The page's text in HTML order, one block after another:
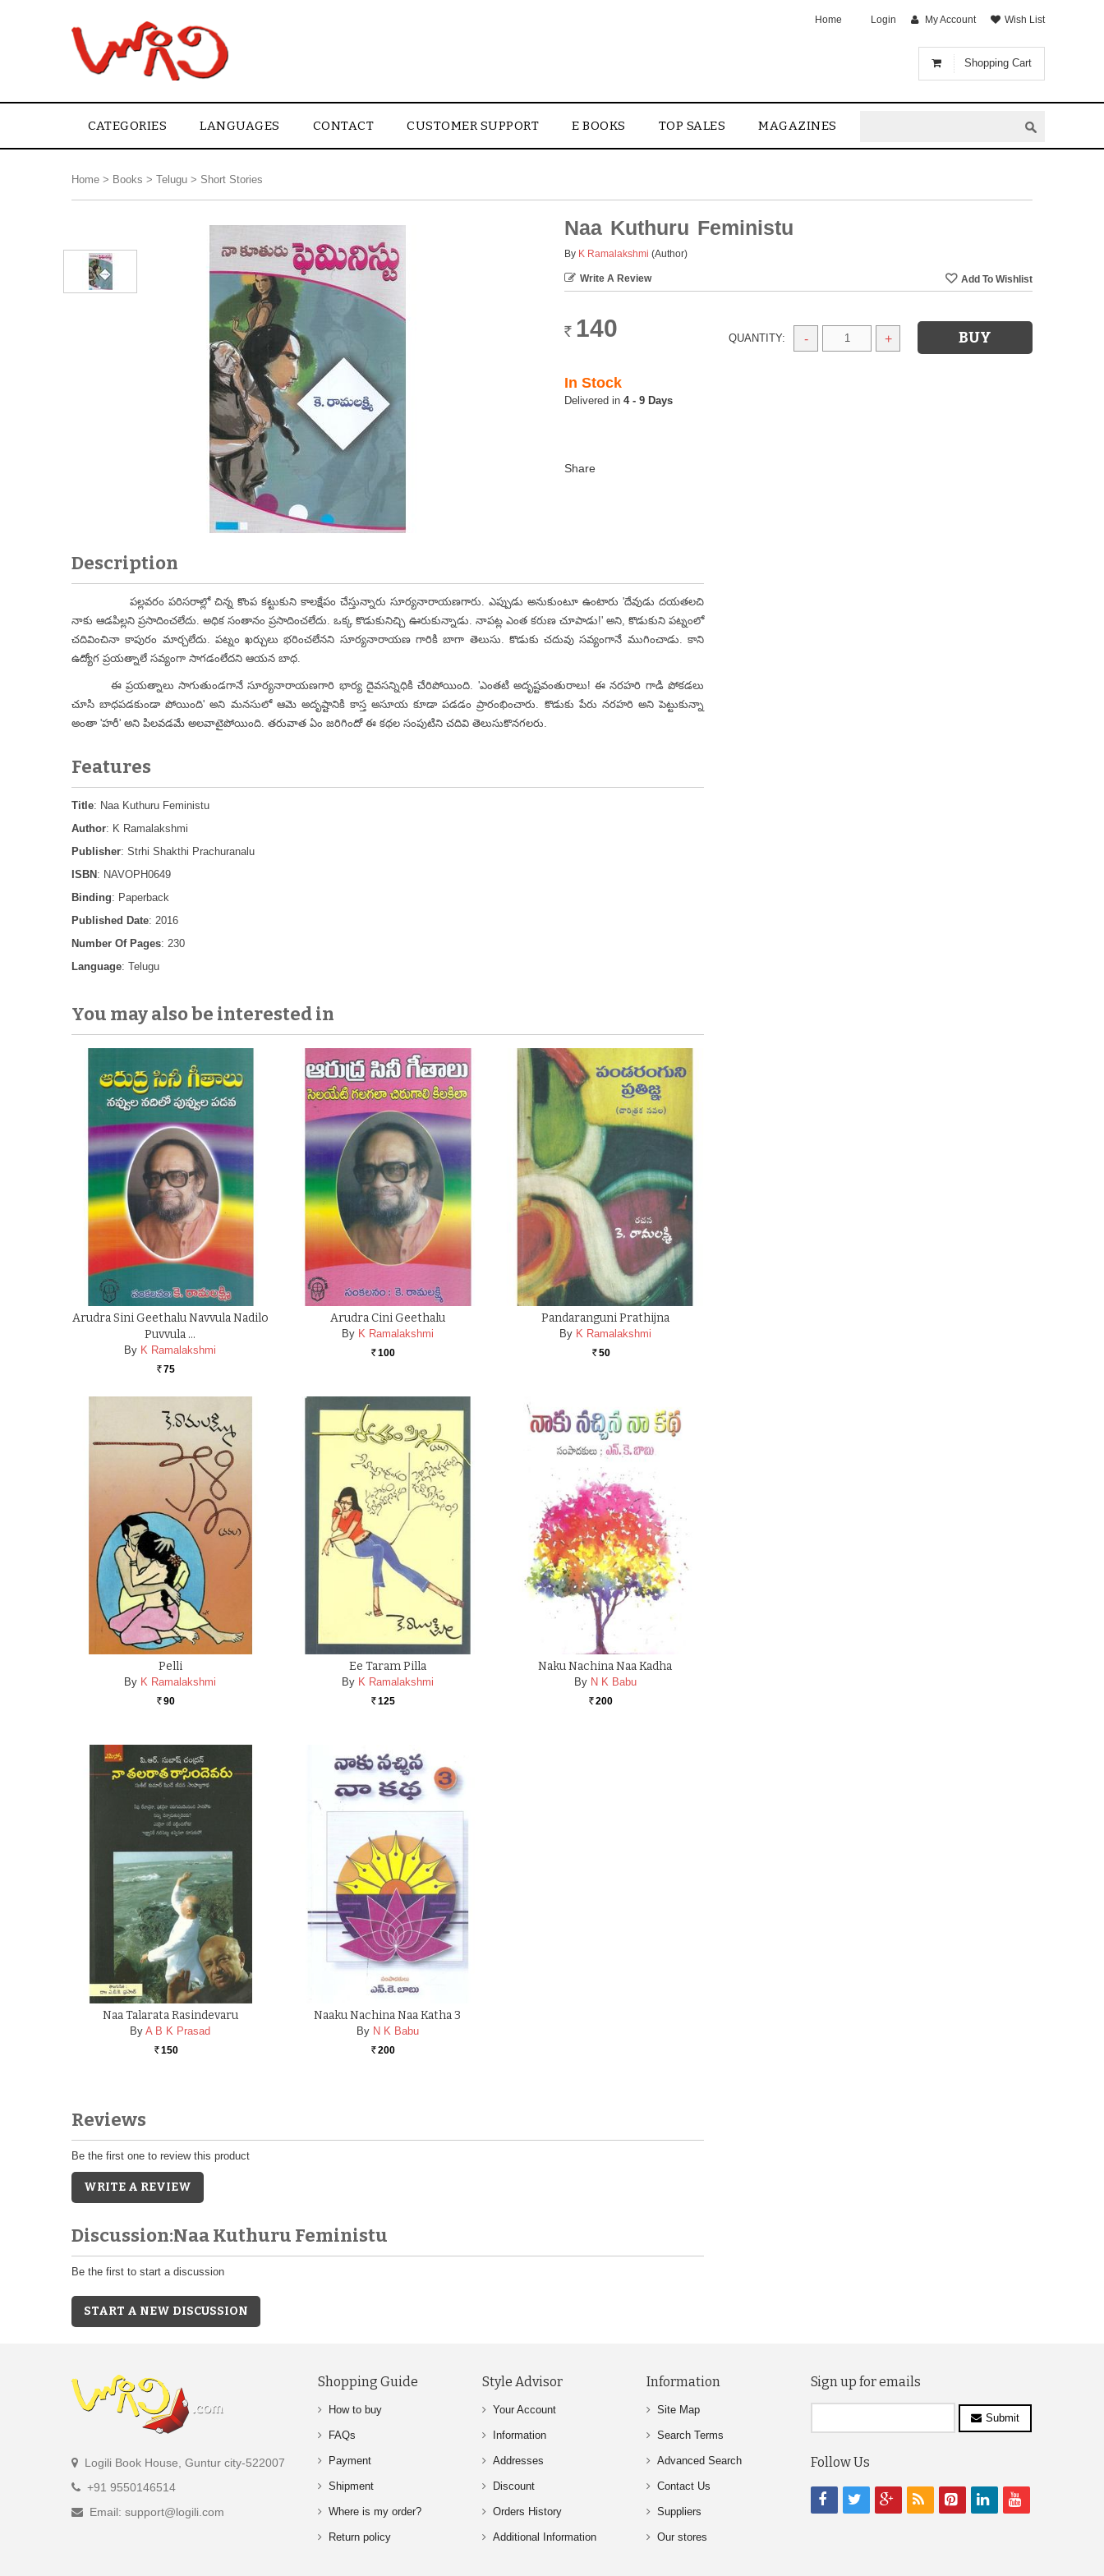
Shopping Cart
Home Login My Account Wish List
CATEGORIES LANGUAGES CONTACT CUSTOMER SUPPORT E BOOKS TOP SALES MAGAZINES
Home > Books > Telugu > Short Stories
Naa Kuthuru Feministu
By K Ramalakshmi (Author)
Write A Review
Rs. 140 QUANTITY: - +
In Stock
4 - 9 Days
Description
పల్లవరం పరిసరాల్లో చిన్న కొంప కట్టుకుని కాలక్షేపం చేస్తున్నారు సూర్యనారాయణగారు. ఎప్పుడు అనుకుంటూ ఉంటారు 'దేవుడు దయతలచి
నాకు ఆడపిల్లని ప్రసాదించలేదు. అధిక సంతానం ప్రసాదించలేదు. ఒక్క కొడుకునిచ్చి ఊరుకున్నాడు. నాపట్ల ఎంత కరుణ చూపాడు!' అని, కొడుకుని పట్నంలో
చదివించినా కాపురం మార్చలేదు. పట్నం ఖర్చులు భరించలేనని సూర్యనారాయణ గారికి బాగా తెలుసు. కొడుకు చదువు సవ్యంగానే ముగించాడు. కాని
ఉద్యోగ ప్రయత్నాలే సవ్యంగా సాగడంలేదని ఆయన బాధ.
ఈ ప్రయత్నాలు సాగుతుండగానే సూర్యనారాయణగారి భార్య దైవసన్నిధికి చేరిపోయింది. 'ఎంతటి అదృష్టవంతురాలు! ఈ నరహరి గాడి పోకడలు
చూసి బాధపడకుండా పోయింది' అని మనసులో ఆమె అదృష్టానికి కాస్త అసూయ కూడా పడడం ప్రారంభించారు. కొడుకు పేరు నరహరి అని పెట్టుకున్నా
అంతా 'హరీ' అని పిలవడమే అలవాటైపోయింది. తరువాత ఏం జరిగిందో ఈ కథల సంపుటిని చదివి తెలుసుకొనగలరు.
Features
Title: Naa Kuthuru Feministu
Author: K Ramalakshmi
Publisher: Strhi Shakthi Prachuranalu
ISBN : NAVOPH0649
Binding: Paperback
Published Date: 2016
Number Of Pages: 230
Language: Telugu
You may also be interested in
Arudra Sini Geethalu Navvula Nadilo
Puvvula …
By K Ramalakshmi
Rs. 75
Arudra Cini Geethalu
By K Ramalakshmi
Rs. 100
Pandaranguni Prathijna
By K Ramalakshmi
Rs. 50
Pelli
By K Ramalakshmi
Rs. 90
Ee Taram Pilla
By K Ramalakshmi
Rs. 125
Naku Nachina Naa Kadha
By N K Babu
Rs. 200
Naa Talarata Rasindevaru
By A B K Prasad
Rs. 150
Naaku Nachina Naa Katha 3
By N K Babu
Rs. 200
Reviews
Be the first one to review this product
WRITE A REVIEW
Discussion:Naa Kuthuru Feministu
Be the first to start a discussion
START A NEW DISCUSSION
Logili Book House, Guntur city-522007
+91 9550146514
Email: support@logili.com
Shopping Guide
How to buy
FAQs
Payment
Shipment
Where is my order?
Return policy
Style Advisor
Your Account
Information
Addresses
Discount
Orders History
Additional Information
Information
Site Map
Search Terms
Advanced Search
Contact Us
Suppliers
Our stores
Sign up for emails
Submit
Follow Us